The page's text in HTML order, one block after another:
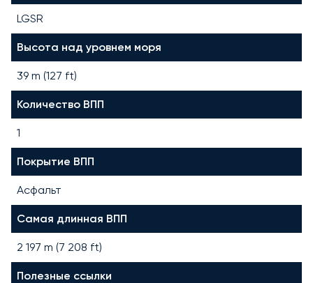
LGSR
Высота над уровнем моря
39 m (127 ft)
Количество ВПП
1
Покрытие ВПП
Асфальт
Самая длинная ВПП
2 197 m (7 208 ft)
Полезные ссылки